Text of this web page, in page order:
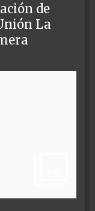
de
La